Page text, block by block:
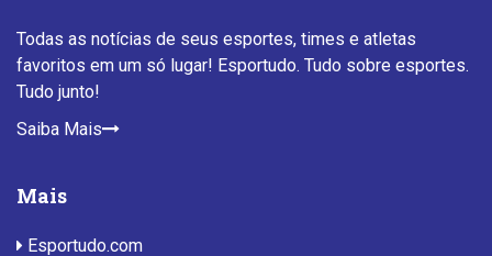
Todas as notícias de seus esportes, times e atletas
favoritos em um só lugar! Esportudo. Tudo sobre esportes.
Tudo junto!
Saiba Mais
Mais
Esportudo.com